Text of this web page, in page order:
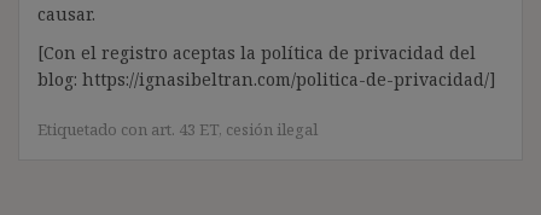
causar.
[Con el registro aceptas la política de privacidad del
blog: https://ignasibeltran.com/politica-de-privacidad/]
Etiquetado con art. 43 ET, cesión ilegal